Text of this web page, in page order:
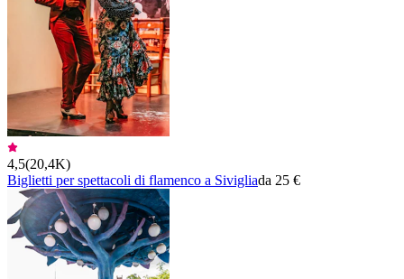
4,5(20,4K)
Biglietti per spettacoli di flamenco a Sivigliada 25 €